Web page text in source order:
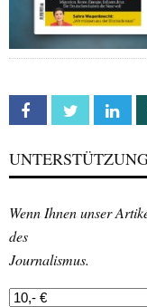
Facebook Twitter
Wenn Ihnen unser
des
Journalismus.